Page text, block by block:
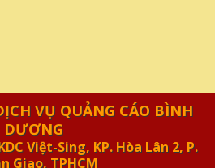
VỤ QUẢNG CÁO BÌNH
DƯƠNG
Việt-Sing, KP. Hòa Lân 2, P.
Giao, TPHCM